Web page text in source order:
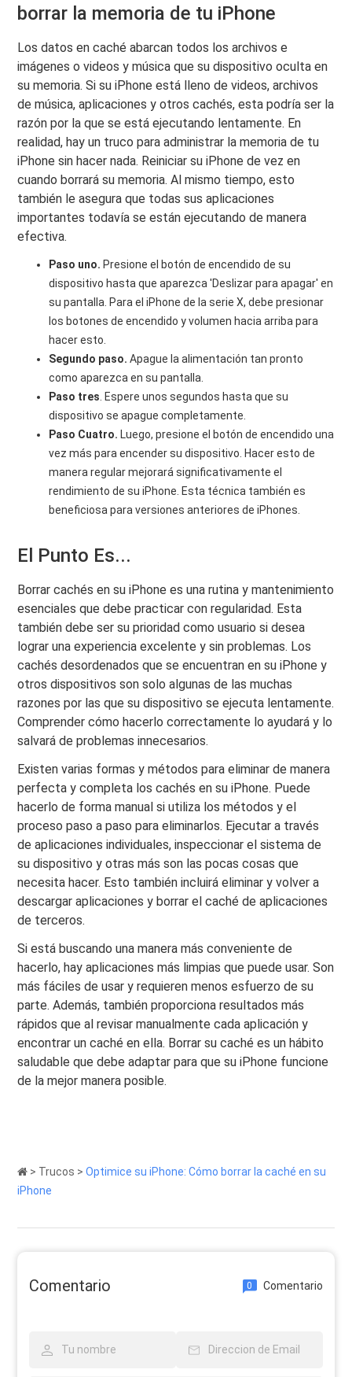
borrar la memoria de tu iPhone
Los datos en caché abarcan todos los archivos e
imágenes o videos y música que su dispositivo oculta en
su memoria. Si su iPhone está lleno de videos, archivos
de música, aplicaciones y otros cachés, esta podría ser la
razón por la que se está ejecutando lentamente. En
realidad, hay un truco para administrar la memoria de tu
iPhone sin hacer nada. Reiniciar su iPhone de vez en
cuando borrará su memoria. Al mismo tiempo, esto
también le asegura que todas sus aplicaciones
importantes todavía se están ejecutando de manera
efectiva.
Paso uno. Presione el botón de encendido de su
dispositivo hasta que aparezca 'Deslizar para apagar' en
su pantalla. Para el iPhone de la serie X, debe presionar
los botones de encendido y volumen hacia arriba para
hacer esto.
Segundo paso. Apague la alimentación tan pronto
como aparezca en su pantalla.
Paso tres . Espere unos segundos hasta que su
dispositivo se apague completamente.
Paso Cuatro. Luego, presione el botón de encendido una
vez más para encender su dispositivo. Hacer esto de
manera regular mejorará significativamente el
rendimiento de su iPhone. Esta técnica también es
beneficiosa para versiones anteriores de iPhones.
El Punto Es...
Borrar cachés en su iPhone es una rutina y mantenimiento
esenciales que debe practicar con regularidad. Esta
también debe ser su prioridad como usuario si desea
lograr una experiencia excelente y sin problemas. Los
cachés desordenados que se encuentran en su iPhone y
otros dispositivos son solo algunas de las muchas
razones por las que su dispositivo se ejecuta lentamente.
Comprender cómo hacerlo correctamente lo ayudará y lo
salvará de problemas innecesarios.
Existen varias formas y métodos para eliminar de manera
perfecta y completa los cachés en su iPhone. Puede
hacerlo de forma manual si utiliza los métodos y el
proceso paso a paso para eliminarlos. Ejecutar a través
de aplicaciones individuales, inspeccionar el sistema de
su dispositivo y otras más son las pocas cosas que
necesita hacer. Esto también incluirá eliminar y volver a
descargar aplicaciones y borrar el caché de aplicaciones
de terceros.
Si está buscando una manera más conveniente de
hacerlo, hay aplicaciones más limpias que puede usar. Son
más fáciles de usar y requieren menos esfuerzo de su
parte. Además, también proporciona resultados más
rápidos que al revisar manualmente cada aplicación y
encontrar un caché en ella. Borrar su caché es un hábito
saludable que debe adaptar para que su iPhone funcione
de la mejor manera posible.
> Trucos >Optimice su iPhone: Cómo borrar la caché en su
iPhone
Comentario 0 Comentario